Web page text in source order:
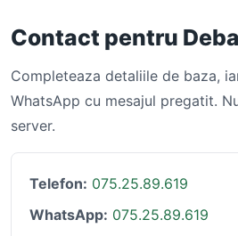
Contact pentru
Completeaza detaliile de baza,
WhatsApp cu mesajul pregatit.
server.
Telefon: 075.25.89.619
WhatsApp: 075.25.89.619